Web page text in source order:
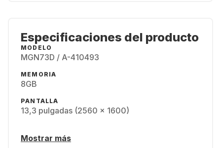
Especificaciones del producto
MODELO
MGN73D / A-410493
MEMORIA
8GB
PANTALLA
13,3 pulgadas (2560 x 1600)
Mostrar más